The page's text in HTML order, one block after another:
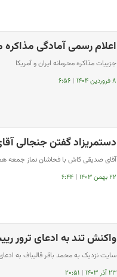
اعلام رسمی آمادگی مذاکره
جزییات مذاکره محرمانه ایران و آمریکا
۸ فروردین ۱۴۰۴ | ۶:۵۶
دستمریزاد گفتن جنجالی
آقای صدیقی کاش با فحاشان نماز جمعه
۲۲ بهمن ۱۴۰۳ | ۶:۴۴
واکنش تند به ادعای ترور
سایت نزدیک به محمد باقر قالیباف به
۲۳ آذر ۱۴۰۳ | ۲۰:۵۱